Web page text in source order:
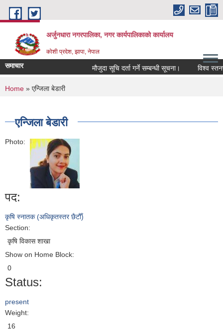
Skip to main content
अर्जुनधारा नगरपालिका, नगर कार्यपालिकाको कार्यालय
कोशी प्रदेश, झापा, नेपाल
समाचार मौजुदा सूचि दर्ता गर्ने सम्बन्धी सूचना। विश्व
You are here
Home » एन्जिला बेडारी
एन्जिला बेडारी
Photo:
पद:
कृषि स्नातक (अधिकृतस्तर छैटौँ)
Section:
कृषि विकास शाखा
Show on Home Block:
0
Status:
present
Weight:
16